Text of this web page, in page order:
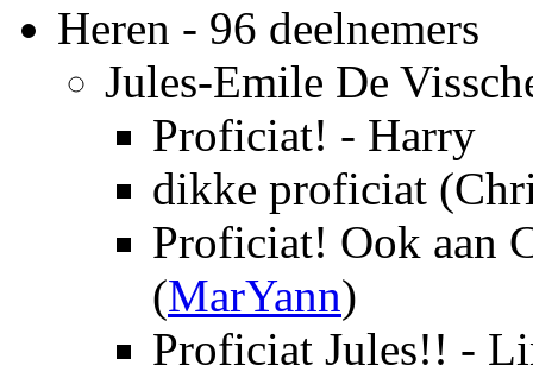
Heren - 96 deelnemers
Jules-Emile De
Proficiat! - Harry
dikke proficiat
Proficiat! Ook aan
(MarYann)
Proficiat Jules!! -